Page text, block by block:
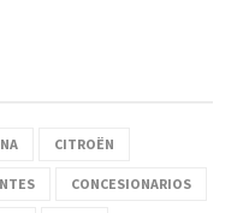
CITROËN
CONCESIONARIOS